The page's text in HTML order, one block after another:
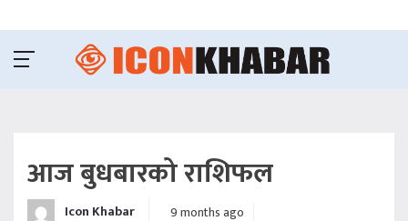
आज बुधबारको राशिफल
Icon Khabar 9 months ago